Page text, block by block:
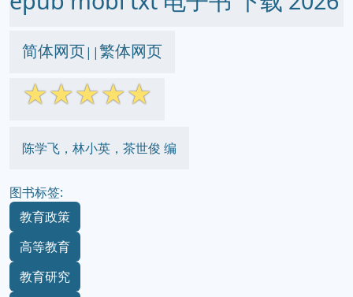
简体网页||繁体网页
☆☆☆☆☆
陈学飞，林小英，茶世俊 编
图书标签:
教育政策
高等教育
教育研究